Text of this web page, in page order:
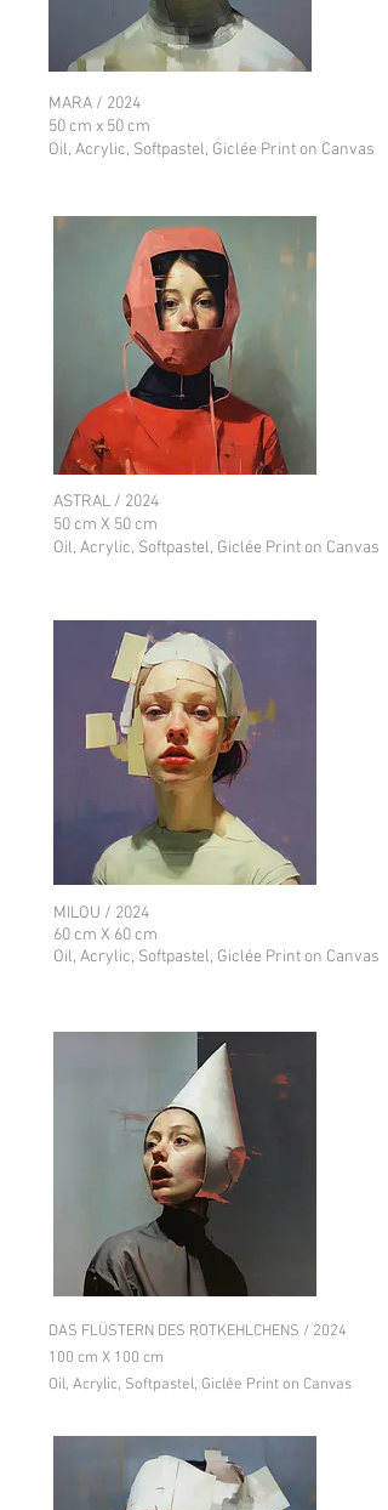
MARA / 2024
50 cm x 50 cm
Oil, Acrylic, Softpastel, Giclée Print on Canvas
ASTRAL / 2024
50 cm X 50 cm
Oil, Acrylic, Softpastel, Giclée Print on Canvas
MILOU / 2024
60 cm X 60 cm
Oil, Acrylic, Softpastel, Giclée Print on Canvas
DAS FLÜSTERN DES ROTKEHLCHENS / 2024
100 cm X 100 cm
Oil, Acrylic, Softpastel, Giclée Print on Canvas